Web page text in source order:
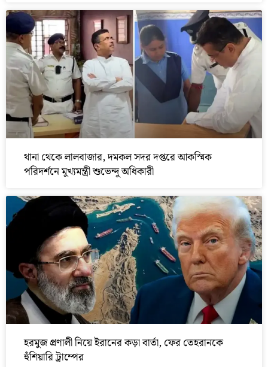
থানা থেকে লালবাজার, দমকল সদর দপ্তরে আকস্মিক
পরিদর্শনে মুখ্যমন্ত্রী শুভেন্দু অধিকারী
হরমুজ প্রণালী নিয়ে ইরানের কড়া বার্তা, ফের তেহরানকে
হুঁশিয়ারি ট্রাম্পের